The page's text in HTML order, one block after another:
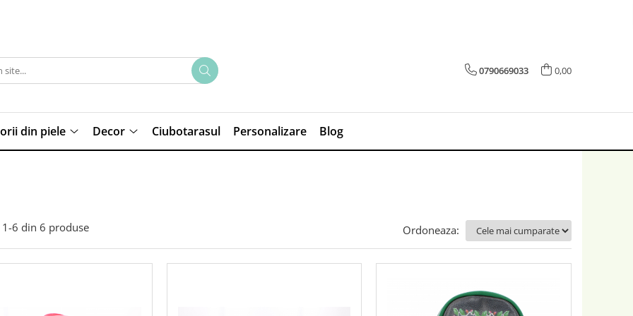
0790669033 0,00
din piele Decor Ciubotarasul Personalizare Blog
1-6 din 6 produse Ordoneaza: